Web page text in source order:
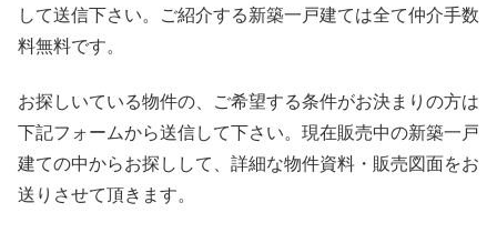
して送信下さい。ご紹介する新築一戸建ては全て仲介手数
料無料です。
お探しいている物件の、ご希望する条件がお決まりの方は
下記フォームから送信して下さい。現在販売中の新築一戸
建ての中からお探しして、詳細な物件資料・販売図面をお
送りさせて頂きます。